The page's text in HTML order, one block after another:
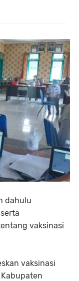
dahulu
vaksinasi
vaksinasi